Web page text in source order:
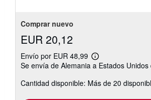
Comprar nuevo
EUR 20,12
Envío por EUR 48,99
Más
información
las
Se envía de Alemania a Estados Unidos
Cantidad disponible: Más de 20